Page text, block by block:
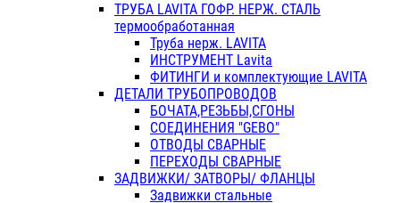
ТРУБА LAVITA ГОФР. НЕРЖ. СТАЛЬ
термообработанная
Труба нерж. LAVITA
ИНСТРУМЕНТ Lavita
ФИТИНГИ и комплектующие LAVITA
ДЕТАЛИ ТРУБОПРОВОДОВ
БОЧАТА,РЕЗЬБЫ,СГОНЫ
СОЕДИНЕНИЯ "GEBO"
ОТВОДЫ СВАРНЫЕ
ПЕРЕХОДЫ СВАРНЫЕ
ЗАДВИЖКИ/ ЗАТВОРЫ/ ФЛАНЦЫ
Задвижки стальные